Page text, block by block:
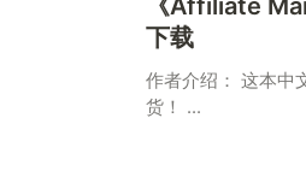
《Affiliate
下载
作者介绍： 这本中
货！ ...